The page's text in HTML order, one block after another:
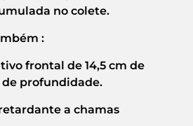
no colete.
:
frontal de 14,5 cm de
de profundidade.
a chamas